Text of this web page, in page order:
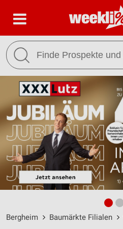
Bergheim Baumärkte Filialen